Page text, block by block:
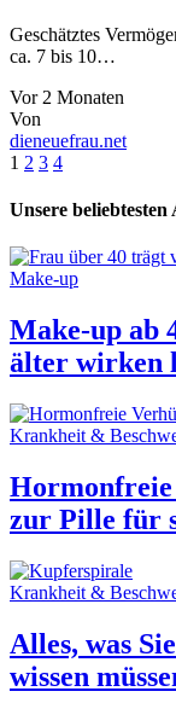
Geschätztes
ca. 7 bis 10…
Vor 2 Monaten
Von
dieneuefrau.net
1 2 3 4
Unsere
Make-up
Make-up ab
älter wirken
Krankheit &
zur Pille für
Krankheit &
Alles, was
wissen